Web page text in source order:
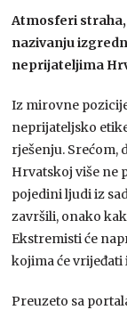
Atmosferi
nazivanju
neprijateljima
Iz mirovne
neprijateljsko
rješenju. Srećom,
Hrvatskoj više ne
pojedini ljudi iz
završili, onako
Ekstremisti će
kojima će
Preuzeto sa